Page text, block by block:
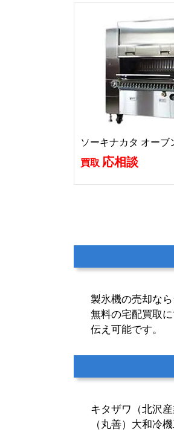
ソーキナカタ オーブ
買取 応相談
製氷機の売却な
無料の宅配買取
伝え可能です。
キタザワ（北沢
（丸善）大和冷